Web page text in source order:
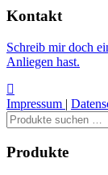
Kontakt
Schreib mir doch
Anliegen hast.
Impressum |
Suchen
nach:
Produkte